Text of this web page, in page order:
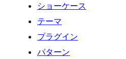
ショーケース
テーマ
プラグイン
パターン